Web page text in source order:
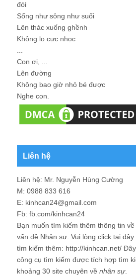
đói
Sống như sông như suối
Lên thác xuống ghềnh
Không lo cực nhọc
...
Con ơi, ...
Lên đường
Không bao giờ nhỏ bé được
Nghe con.
Liên hệ
Liên hệ: Mr. Nguyễn Hùng Cường
M: 0988 833 616
E: kinhcan24@gmail.com
Fb: fb.com/kinhcan24
Bạn muốn tìm kiếm thêm thông tin về
vấn đề Nhân sự. Vui lòng click tại đây
tìm kiếm thêm: http://kinhcan.net/
công cụ tìm kiếm được tích hợp tìm
khoảng 30 site chuyên về nhân sự.